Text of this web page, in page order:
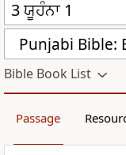
Bible Book List
Passage